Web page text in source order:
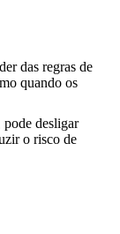
das regras de
quando os
pode desligar
o risco de